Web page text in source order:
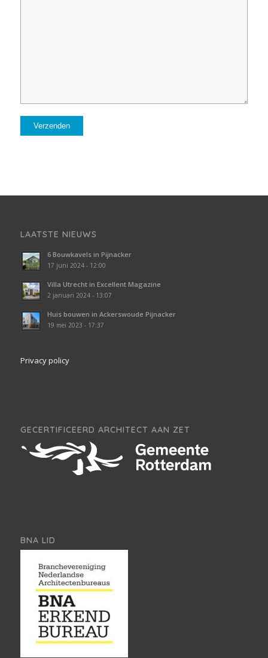
LAATSTE NIEUWS
6 Bouwkavels in Pijnacker
17 juni 2024 - 12:00
Villa Utrecht in Excellent Magazine
2 januari 2024 - 13:07
Huis bouwen in Ackerswoude Pijnacker
19 mei 2023 - 17:37
Privacy policy
GECERTIFICEERD ARCHITECT AAN ZET
BNA LID